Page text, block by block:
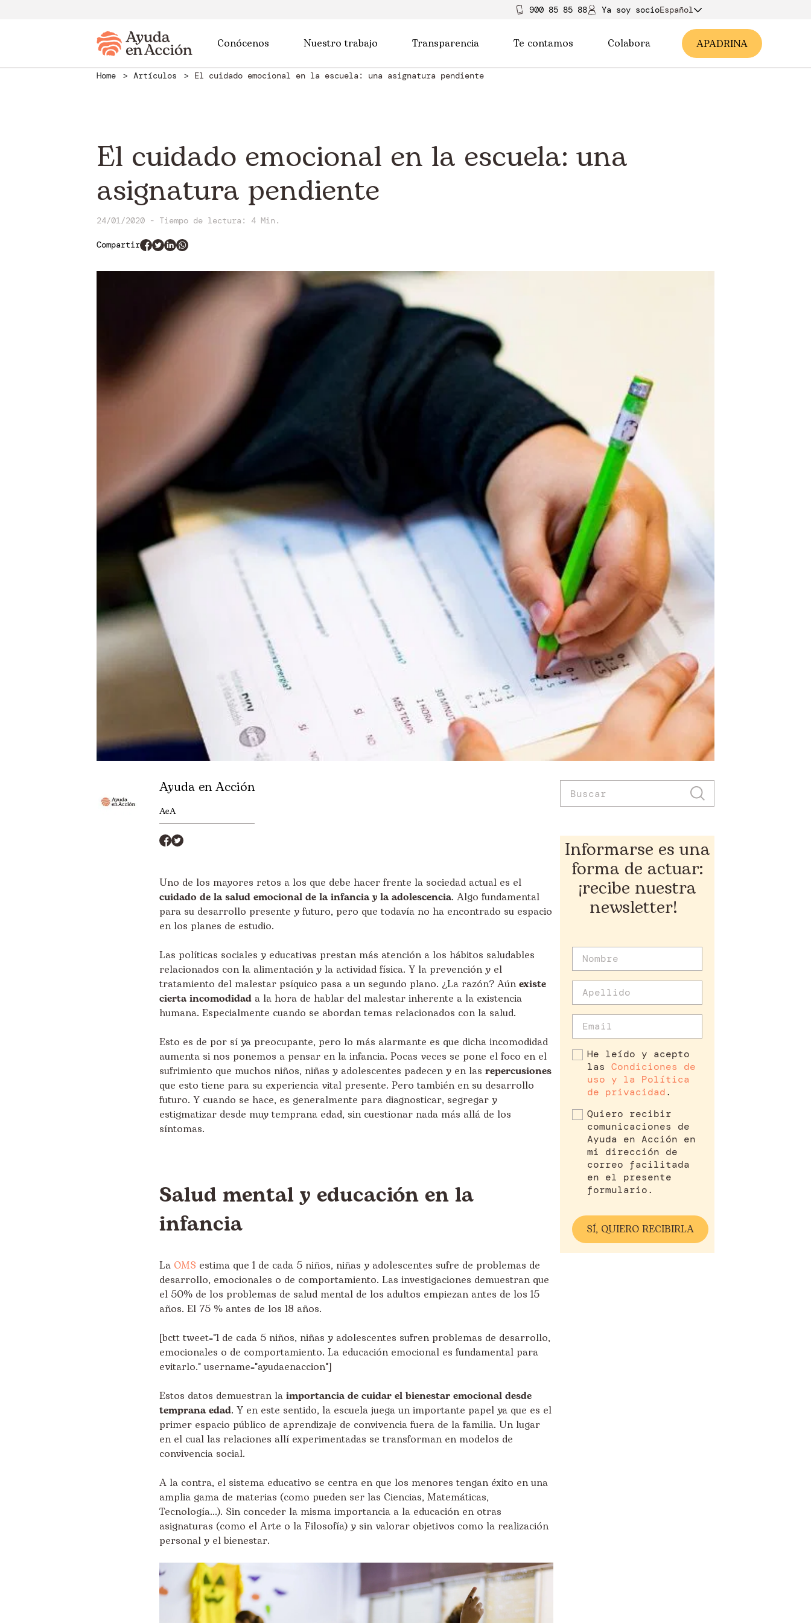
900 85 85 88 Ya soy socioEspañol
Conócenos Nuestro trabajo Transparencia Te contamos Colabora APADRINA
Home Artículos El cuidado emocional en la escuela: una asignatura pendiente
El cuidado emocional en la escuela: una
asignatura pendiente
24/01/2020 - Tiempo de lectura: 4 Min.
Compartir
Ayuda en Acción
AeA
Uno de los mayores retos a los que debe hacer frente la sociedad actual es el
cuidado de la salud emocional de la infancia y la adolescencia. Algo fundamental
para su desarrollo presente y futuro, pero que todavía no ha encontrado su espacio
en los planes de estudio.
Las políticas sociales y educativas prestan más atención a los hábitos saludables
relacionados con la alimentación y la actividad física. Y la prevención y el
tratamiento del malestar psíquico pasa a un segundo plano. ¿La razón? Aúnexiste
cierta incomodidad a la hora de hablar del malestar inherente a la existencia
humana. Especialmente cuando se abordan temas relacionados con la salud.
Esto es de por sí ya preocupante, pero lo más alarmante es que dicha incomodidad
aumenta si nos ponemos a pensar en la infancia. Pocas veces se pone el foco en el
sufrimiento que muchos niños, niñas y adolescentes padecen y en las repercusiones
que esto tiene para su experiencia vital presente. Pero también en su desarrollo
futuro. Y cuando se hace, es generalmente para diagnosticar, segregar y
estigmatizar desde muy temprana edad, sin cuestionar nada más allá de los
síntomas.
Salud mental y educación en la
infancia
La OMS estima que 1 de cada 5 niños, niñas y adolescentes sufre de problemas de
desarrollo, emocionales o de comportamiento. Las investigaciones demuestran que
el 50% de los problemas de salud mental de los adultos empiezan antes de los 15
años. El 75 % antes de los 18 años.
[bctt tweet="1 de cada 5 niños, niñas y adolescentes sufren problemas de desarrollo,
emocionales o de comportamiento. La educación emocional es fundamental para
evitarlo." username="ayudaenaccion"]
Estos datos demuestran la importancia de cuidar el bienestar emocional desde
temprana edad. Y en este sentido, la escuela juega un importante papel ya que es el
primer espacio público de aprendizaje de convivencia fuera de la familia. Un lugar
en el cual las relaciones allí experimentadas se transforman en modelos de
convivencia social.
A la contra, el sistema educativo se centra en que los menores tengan éxito en una
amplia gama de materias (como pueden ser las Ciencias, Matemáticas,
Tecnología...). Sin conceder la misma importancia a la educación en otras
asignaturas (como el Arte o la Filosofía) y sin valorar objetivos como la realización
personal y el bienestar.
Informarse es una
forma de actuar:
¡recibe nuestra
newsletter!
He leído y acepto
las Condiciones de
uso y la Política
de privacidad.
Quiero recibir
comunicaciones de
Ayuda en Acción en
mi dirección de
correo facilitada
en el presente
formulario.